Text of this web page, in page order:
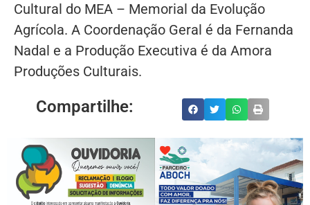
Cultural do MEA – Memorial da Evolução
Agrícola. A Coordenação Geral é da Fernanda
Nadal e a Produção Executiva é da Amora
Produções Culturais.
Compartilhe: